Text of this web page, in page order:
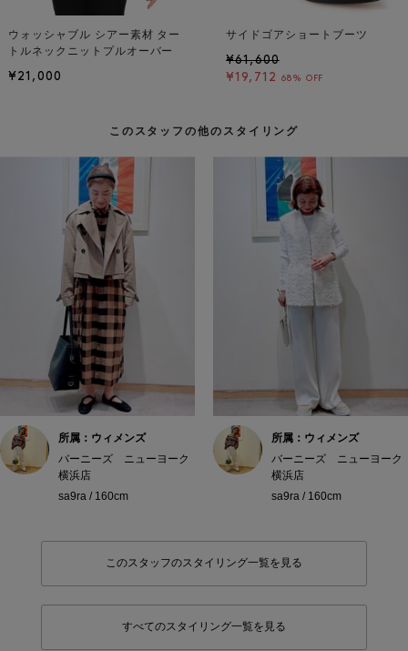
ウォッシャブル シアー素材 ター
トルネックニットプルオーバー
¥21,000
サイドゴアショートブーツ
¥61,600
¥19,712
68% OFF
このスタッフの他のスタイリング
所属：ウィメンズ
バーニーズ ニューヨーク
横浜店
sa9ra / 160cm
所属：ウィメンズ
バーニーズ ニューヨーク
横浜店
sa9ra / 160cm
このスタッフのスタイリング一覧を見る
すべてのスタイリング一覧を見る